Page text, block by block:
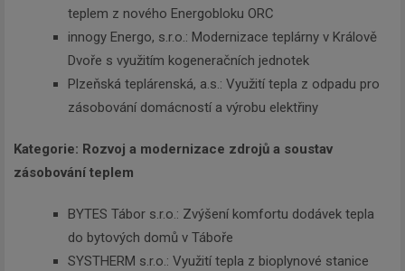
teplem z nového Energobloku ORC
innogy Energo, s.r.o.: Modernizace teplárny v Králově
Dvoře s využitím kogeneračních jednotek
Plzeňská teplárenská, a.s.: Využití tepla z odpadu pro
zásobování domácností a výrobu elektřiny
Kategorie: Rozvoj a modernizace zdrojů a soustav
zásobování teplem
BYTES Tábor s.r.o.: Zvýšení komfortu dodávek tepla
do bytových domů v Táboře
SYSTHERM s.r.o.: Využití tepla z bioplynové stanice